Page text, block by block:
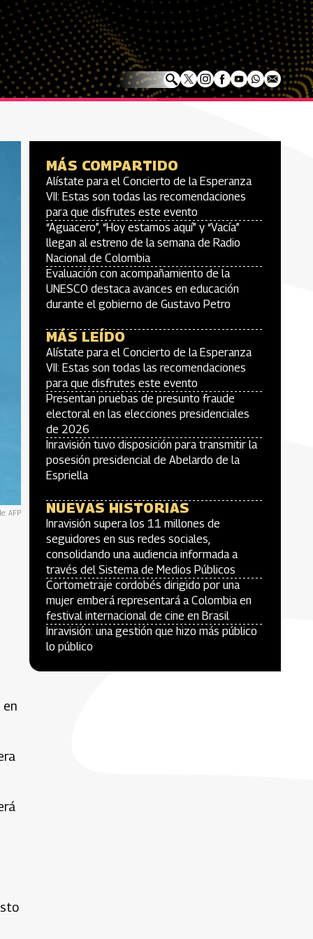
AFP
MÁS COMPARTIDO
Alístate para el Concierto de la Esperanza
VII: Estas son todas las recomendaciones
para que disfrutes este evento
“Aguacero”, “Hoy estamos aquí” y “Vacía”
llegan al estreno de la semana de Radio
Nacional de Colombia
Evaluación con acompañamiento de la
UNESCO destaca avances en educación
durante el gobierno de Gustavo Petro
MÁS LEÍDO
Alístate para el Concierto de la Esperanza
VII: Estas son todas las recomendaciones
para que disfrutes este evento
Presentan pruebas de presunto fraude
electoral en las elecciones presidenciales
de 2026
Inravisión tuvo disposición para transmitir la
posesión presidencial de Abelardo de la
Espriella
NUEVAS HISTORIAS
Inravisión supera los 11 millones de
seguidores en sus redes sociales,
consolidando una audiencia informada a
través del Sistema de Medios Públicos
Cortometraje cordobés dirigido por una
mujer emberá representará a Colombia en
festival internacional de cine en Brasil
Inravisión: una gestión que hizo más público
lo público